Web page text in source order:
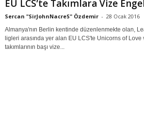
EU LCS’te Takımlara Vize
Sercan "SirJohnNacreS" Özdemir - 28 Ocak 2016
Almanya'nın Berlin kentinde düzenlenmekte olan,
ligleri arasında yer alan EU LCS'te Unicorns of Love
takımlarının başı vize...